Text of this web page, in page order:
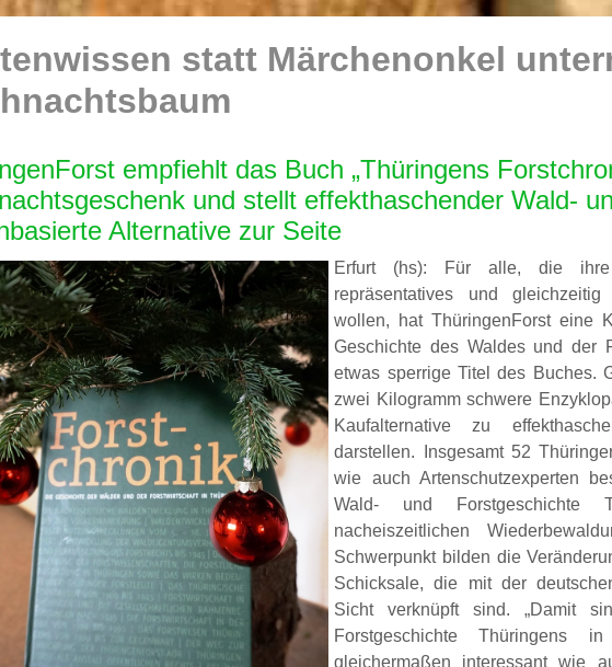
statt Märchenonkel
empfiehlt das Buch „Thüringens
und stellt effekthaschender Wald-
Alternative zur Seite
Erfurt (hs): Für alle, die ihre
repräsentatives und
wollen, hat ThüringenForst eine
Geschichte des Waldes und der
etwas sperrige Titel des Buches.
zwei Kilogramm schwere
Kaufalternative zu
darstellen. Insgesamt 52
wie auch Artenschutzexperten
Wald- und Forstgeschichte
nacheiszeitlichen
Schwerpunkt bilden die
Schicksale, die mit der
Sicht verknüpft sind. „Damit
Forstgeschichte Thüringens
gleichermaßen interessant wie